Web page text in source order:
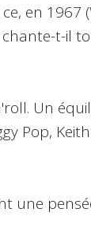
en 1967
t-il
Un
Pop,
une